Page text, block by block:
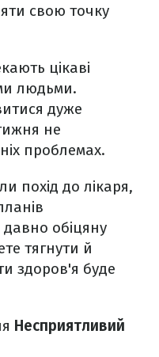
свою точку
цікаві
людьми.
дуже
не
проблемах.
похід до лікаря,
обіцяну
тягнути й
здоров'я буде
Несприятливий